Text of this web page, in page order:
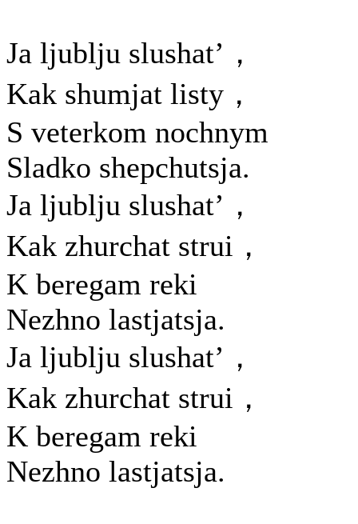
Ja ljublju slushat’，
Kak shumjat listy，
S veterkom nochnym
Sladko shepchutsja.
Ja ljublju slushat’，
Kak zhurchat strui，
K beregam reki
Nezhno lastjatsja.
Ja ljublju slushat’，
Kak zhurchat strui，
K beregam reki
Nezhno lastjatsja.